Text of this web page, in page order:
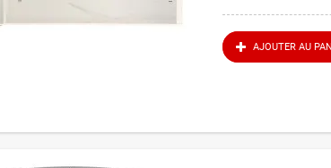
AJOUTER AU